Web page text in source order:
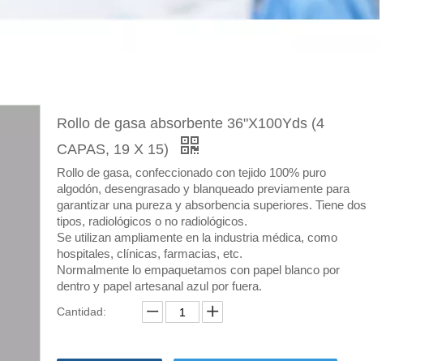
Rollo de gasa absorbente 36"X100Yds (4
CAPAS, 19 X 15)
Rollo de gasa, confeccionado con tejido 100% puro
algodón, desengrasado y blanqueado previamente para
garantizar una pureza y absorbencia superiores. Tiene dos
tipos, radiológicos o no radiológicos.
Se utilizan ampliamente en la industria médica, como
hospitales, clínicas, farmacias, etc.
Normalmente lo empaquetamos con papel blanco por
dentro y papel artesanal azul por fuera.
Cantidad: